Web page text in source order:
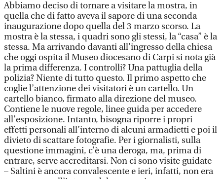
Abbiamo deciso di tornare a visitare la mostra, in
quella che di fatto aveva il sapore di una seconda
inaugurazione dopo quella del 3 marzo scorso. La
mostra è la stessa, i quadri sono gli stessi, la “casa” è la
stessa. Ma arrivando davanti all’ingresso della chiesa
che oggi ospita il Museo diocesano di Carpi si nota già
la prima differenza. I controlli? Una pattuglia della
polizia? Niente di tutto questo. Il primo aspetto che
coglie l’attenzione dei visitatori è un cartello. Un
cartello bianco, firmato alla direzione del museo.
Contiene le nuove regole, linee guida per accedere
all’esposizione. Intanto, bisogna riporre i propri
effetti personali all’interno di alcuni armadietti e poi il
divieto di scattare fotografie. Per i giornalisti, sulla
questione immagini, c’è una deroga, ma, prima di
entrare, serve accreditarsi. Non ci sono visite guidate
– Saltini è ancora convalescente e ieri, infatti, non era